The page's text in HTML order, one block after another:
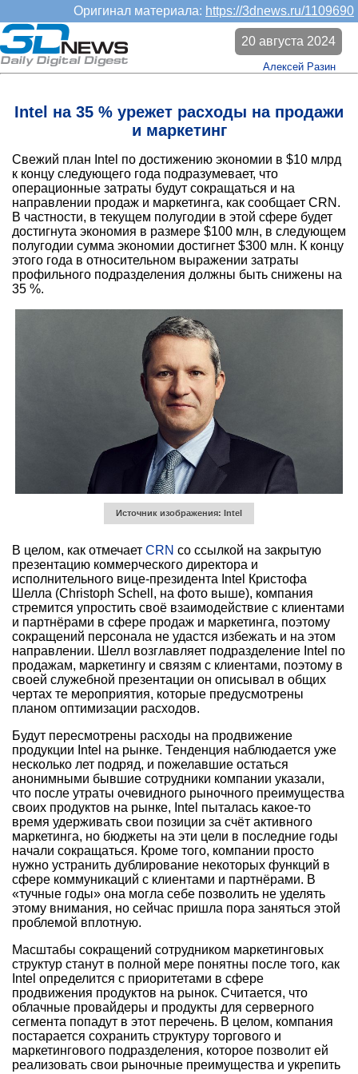
Оригинал материала: https://3dnews.ru/1109690
Intel на 35 % урежет расходы на продажи
и маркетинг
20 августа 2024
Алексей Разин
Свежий план Intel по достижению экономии в $10 млрд
к концу следующего года подразумевает, что
операционные затраты будут сокращаться и на
направлении продаж и маркетинга, как сообщает CRN.
В частности, в текущем полугодии в этой сфере будет
достигнута экономия в размере $100 млн, в следующем
полугодии сумма экономии достигнет $300 млн. К концу
этого года в относительном выражении затраты
профильного подразделения должны быть снижены на
35 %.
Источник изображения: Intel
В целом, как отмечает CRN со ссылкой на закрытую
презентацию коммерческого директора и
исполнительного вице-президента Intel Кристофа
Шелла (Christoph Schell, на фото выше), компания
стремится упростить своё взаимодействие с клиентами
и партнёрами в сфере продаж и маркетинга, поэтому
сокращений персонала не удастся избежать и на этом
направлении. Шелл возглавляет подразделение Intel по
продажам, маркетингу и связям с клиентами, поэтому в
своей служебной презентации он описывал в общих
чертах те мероприятия, которые предусмотрены
планом оптимизации расходов.
Будут пересмотрены расходы на продвижение
продукции Intel на рынке. Тенденция наблюдается уже
несколько лет подряд, и пожелавшие остаться
анонимными бывшие сотрудники компании указали,
что после утраты очевидного рыночного преимущества
своих продуктов на рынке, Intel пыталась какое-то
время удерживать свои позиции за счёт активного
маркетинга, но бюджеты на эти цели в последние годы
начали сокращаться. Кроме того, компании просто
нужно устранить дублирование некоторых функций в
сфере коммуникаций с клиентами и партнёрами. В
«тучные годы» она могла себе позволить не уделять
этому внимания, но сейчас пришла пора заняться этой
проблемой вплотную.
Масштабы сокращений сотрудником маркетинговых
структур станут в полной мере понятны после того, как
Intel определится с приоритетами в сфере
продвижения продуктов на рынок. Считается, что
облачные провайдеры и продукты для серверного
сегмента попадут в этот перечень. В целом, компания
постарается сохранить структуру торгового и
маркетингового подразделения, которое позволит ей
реализовать свои рыночные преимущества и укрепить